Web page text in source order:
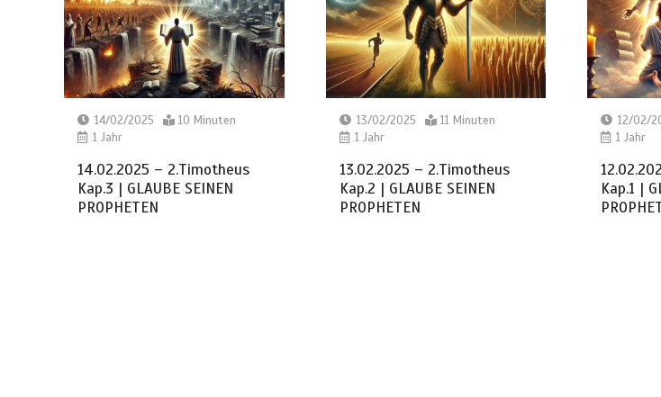
14/02/2025
10 Minuten
1 Jahr
14.02.2025 – 2.Timotheus
Kap.3 | GLAUBE SEINEN
PROPHETEN
13/02/2025
11 Minuten
1 Jahr
13.02.2025 – 2.Timotheus
Kap.2 | GLAUBE SEINEN
PROPHETEN
12/02/
1 Jahr
Kap.1 |